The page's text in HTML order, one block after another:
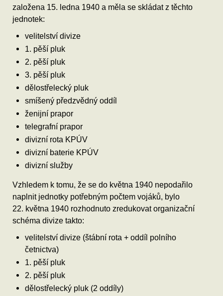
založena 15. ledna 1940 a měla se skládat z těchto
jednotek:
velitelství divize
1. pěší pluk
2. pěší pluk
3. pěší pluk
dělostřelecký pluk
smíšený předzvědný oddíl
ženijní prapor
telegrafní prapor
divizní rota KPÚV
divizní baterie KPÚV
divizní služby
Vzhledem k tomu, že se do května 1940 nepodařilo
naplnit jednotky potřebným počtem vojáků, bylo
22. května 1940 rozhodnuto zredukovat organizační
schéma divize takto:
velitelství divize (štábní rota + oddíl polního
četnictva)
1. pěší pluk
2. pěší pluk
dělostřelecký pluk (2 oddíly)